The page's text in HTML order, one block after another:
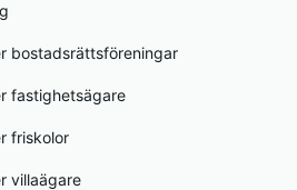
bostadsrättsföreningar
fastighetsägare
friskolor
villaägare